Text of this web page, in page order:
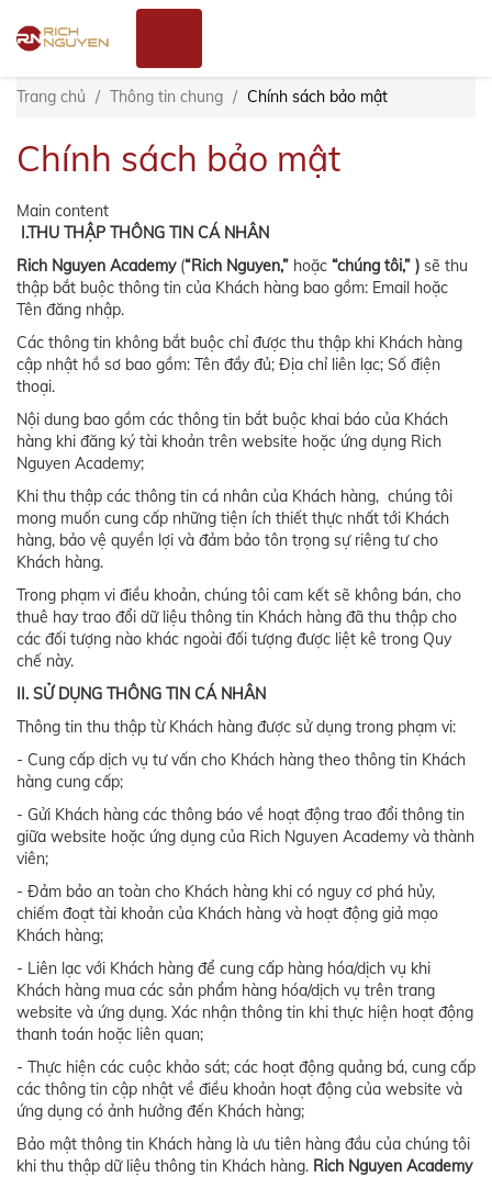
đến
nội
dung
Trang chủ Thông tin chung Chính sách bảo mật
Chính sách bảo mật
Main content
I.THU THẬP THÔNG TIN CÁ NHÂN
Rich Nguyen Academy(“Rich Nguyen,” hoặc “chúng tôi,” ) sẽ thu
thập bắt buộc thông tin của Khách hàng bao gồm: Email hoặc
Tên đăng nhập.
Các thông tin không bắt buộc chỉ được thu thập khi Khách hàng
cập nhật hồ sơ bao gồm: Tên đầy đủ; Địa chỉ liên lạc; Số điện
thoại.
Nội dung bao gồm các thông tin bắt buộc khai báo của Khách
hàng khi đăng ký tài khoản trên website hoặc ứng dụng Rich
Nguyen Academy;
Khi thu thập các thông tin cá nhân của Khách hàng, chúng tôi
mong muốn cung cấp những tiện ích thiết thực nhất tới Khách
hàng, bảo vệ quyền lợi và đảm bảo tôn trọng sự riêng tư cho
Khách hàng.
Trong phạm vi điều khoản, chúng tôi cam kết sẽ không bán, cho
thuê hay trao đổi dữ liệu thông tin Khách hàng đã thu thập cho
các đối tượng nào khác ngoài đối tượng được liệt kê trong Quy
chế này.
II. SỬ DỤNG THÔNG TIN CÁ NHÂN
Thông tin thu thập từ Khách hàng được sử dụng trong phạm vi:
- Cung cấp dịch vụ tư vấn cho Khách hàng theo thông tin Khách
hàng cung cấp;
- Gửi Khách hàng các thông báo về hoạt động trao đổi thông tin
giữa website hoặc ứng dụng của Rich Nguyen Academy và thành
viên;
- Đảm bảo an toàn cho Khách hàng khi có nguy cơ phá hủy,
chiếm đoạt tài khoản của Khách hàng và hoạt động giả mạo
Khách hàng;
- Liên lạc với Khách hàng để cung cấp hàng hóa/dịch vụ khi
Khách hàng mua các sản phẩm hàng hóa/dịch vụ trên trang
website và ứng dụng. Xác nhận thông tin khi thực hiện hoạt động
thanh toán hoặc liên quan;
- Thực hiện các cuộc khảo sát; các hoạt động quảng bá, cung cấp
các thông tin cập nhật về điều khoản hoạt động của website và
ứng dụng có ảnh hưởng đến Khách hàng;
Bảo mật thông tin Khách hàng là ưu tiên hàng đầu của chúng tôi
khi thu thập dữ liệu thông tin Khách hàng. Rich Nguyen Academy